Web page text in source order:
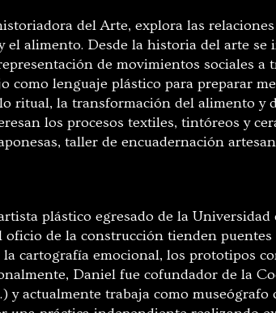
del Arte, explora las
el alimento. Desde la historia del arte se
de movimientos sociales a
como lenguaje plástico para preparar
ritual, la transformación del alimento y
los procesos textiles, tintóreos y
taller de encuadernación
plástico egresado de la Universidad
de la construcción tienden puentes
cartografía emocional, los prototipos
Daniel fue cofundador de la
y actualmente trabaja como